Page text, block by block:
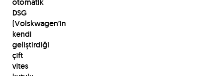
otomatik
DSG
(Volskwagen’in
kendi
geliştirdiği
çift
vites